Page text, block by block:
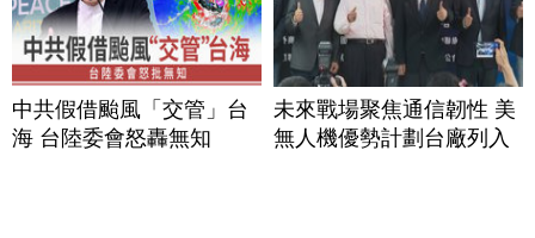
中共假借颱風「交管」台
海 台陸委會怒轟無知
未來戰場聚焦通信韌性 美
無人機優勢計劃台廠列入